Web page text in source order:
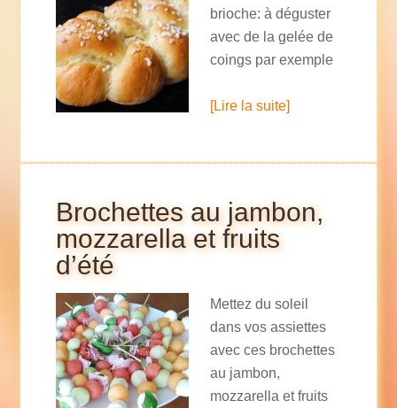
brioche: à déguster
avec de la gelée de
coings par exemple
[Lire la suite]
Brochettes au jambon,
mozzarella et fruits
d’été
Mettez du soleil
dans vos assiettes
avec ces brochettes
au jambon,
mozzarella et fruits